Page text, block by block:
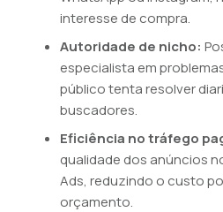
interesse de compra.
Autoridade de nicho:
especialista em
público tenta resolver
buscadores.
Eficiência no tráfego
qualidade dos anúncios
Ads, reduzindo o custo
orçamento.